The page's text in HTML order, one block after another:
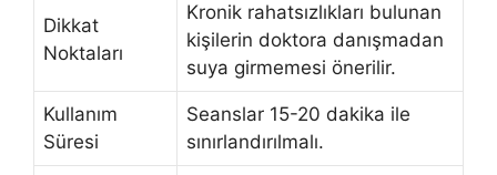
Dikkat
Noktaları
Kronik rahatsızlıkları bulunan
kişilerin doktora danışmadan
suya girmemesi önerilir.
Kullanım
Süresi
Seanslar 15-20 dakika ile
sınırlandırılmalı.